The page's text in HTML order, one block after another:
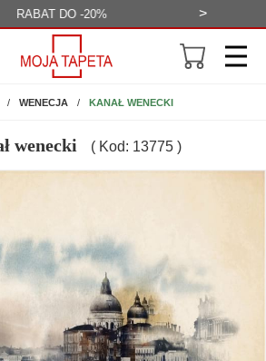
WIZUALIZACJA >
WENECJA KANAŁ WENECKI
wenecki ( Kod: 13775 )